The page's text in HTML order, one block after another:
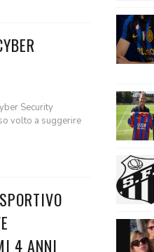
Security
volto a suggerire
4 ANNI